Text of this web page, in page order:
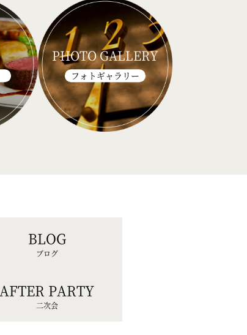
PHOTO GALLERY
フォトギャラリー
BLOG
ブログ
AFTER PARTY
二次会